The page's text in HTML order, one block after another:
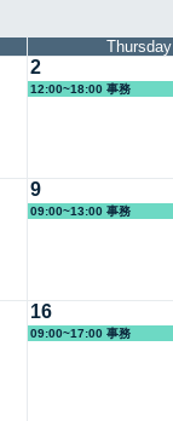
Thursday
2
12:00~18:00 事務
9
09:00~13:00 事務
16
09:00~17:00 事務